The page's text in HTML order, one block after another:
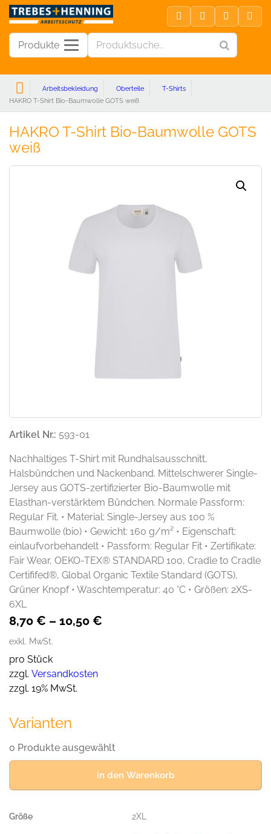
Produkte
Arbeitsbekleidung Oberteile
T-Shirts
HAKRO T-Shirt Bio-Baumwolle GOTS weiß
HAKRO T-Shirt Bio-Baumwolle GOTS
weiß
Artikel Nr.: 593-01
Nachhaltiges T-Shirt mit Rundhalsausschnitt,
Halsbündchen und Nackenband. Mittelschwerer Single-
Jersey aus GOTS-zertifizierter Bio-Baumwolle mit
Elasthan-verstärktem Bündchen. Normale Passform:
Regular Fit. • Material: Single-Jersey aus 100 %
Baumwolle (bio) • Gewicht: 160 g/m² • Eigenschaft:
einlaufvorbehandelt • Passform: Regular Fit • Zertifikate:
Fair Wear, OEKO-TEX® STANDARD 100, Cradle to Cradle
Certififed®, Global Organic Textile Standard (GOTS),
Grüner Knopf • Waschtemperatur: 40 °C • Größen: 2XS-
6XL
8,70 € – 10,50 €
exkl. MwSt.
pro Stück
zzgl. Versandkosten
zzgl. 19% MwSt.
Varianten
0 Produkte ausgewählt
in den Warenkorb
2XL